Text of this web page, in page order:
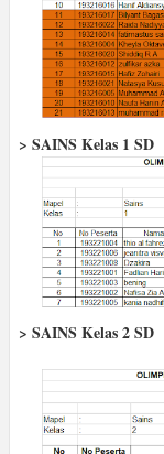
> SAINS Kelas 1 SD
> SAINS Kelas 2 SD